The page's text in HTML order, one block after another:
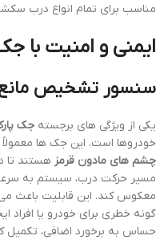
مناسب برای تمام انواع درب
ایمنی و امنیت با
سنسور تشخیص مانع
یکی از ویژگی های برجسته جک
خودروها است. این جک ها
چشم های مادون قرمز هستند تا
مسیر حرکت درب، سیستم به
معکوس کند. این قابلیت باعث
گونه خطری برای خودرو یا افراد
حساس به برخورد اضافی، تکمیل